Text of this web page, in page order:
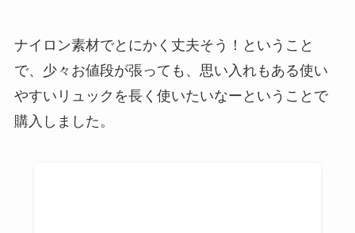
ナイロン素材でとにかく丈夫そう！ということ
で、少々お値段が張っても、思い入れもある使い
やすいリュックを長く使いたいなーということで
購入しました。